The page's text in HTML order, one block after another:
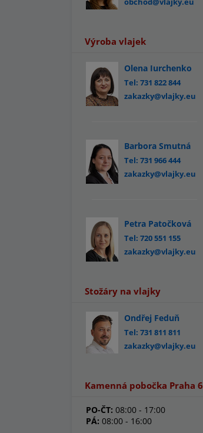
Výroba vlajek
Olena Iurchenko
Tel: 731 822 844
zakazky@vlajky.eu
Barbora Smutná
Tel: 731 966 444
zakazky@vlajky.eu
Petra Patočková
Tel: 720 551 155
zakazky@vlajky.eu
Stožáry na vlajky
Ondřej Feduň
Tel: 731 811 811
zakazky@vlajky.eu
Kamenná pobočka Praha 6
PO-ČT: 08:00 - 17:00
PÁ: 08:00 - 16:00